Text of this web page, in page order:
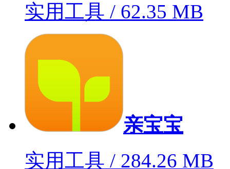
实用工具 / 62.35 MB
亲宝宝
实用工具 / 284.26 MB